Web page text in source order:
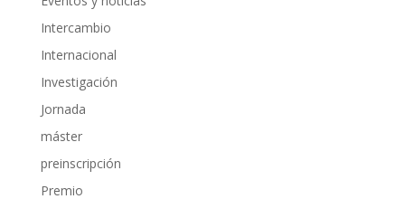
Intercambio
Internacional
Investigación
Jornada
máster
preinscripción
Premio